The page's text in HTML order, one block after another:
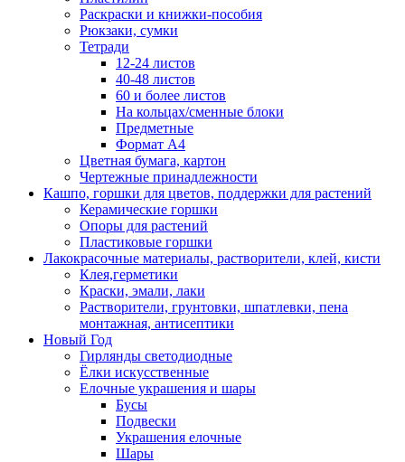
Раскраски и книжки-пособия
Рюкзаки, сумки
Тетради
12-24 листов
40-48 листов
60 и более листов
На кольцах/сменные блоки
Предметные
Формат А4
Цветная бумага, картон
Чертежные принадлежности
Кашпо, горшки для цветов, поддержки для растений
Керамические горшки
Опоры для растений
Пластиковые горшки
Лакокрасочные материалы, растворители, клей, кисти
Клея,герметики
Краски, эмали, лаки
Растворители, грунтовки, шпатлевки, пена
монтажная, антисептики
Новый Год
Гирлянды светодиодные
Ёлки искусственные
Елочные украшения и шары
Бусы
Подвески
Украшения елочные
Шары